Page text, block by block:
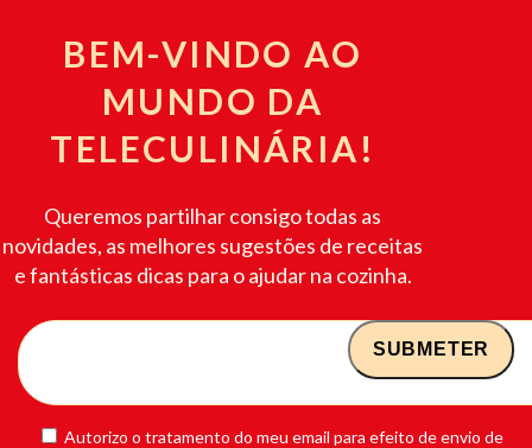
BEM-VINDO AO
MUNDO DA
TELECULINÁRIA!
Queremos partilhar consigo todas as
novidades, as melhores sugestões de receitas
e fantásticas dicas para o ajudar na cozinha.
Autorizo o tratamento do meu email para efeito de envio de